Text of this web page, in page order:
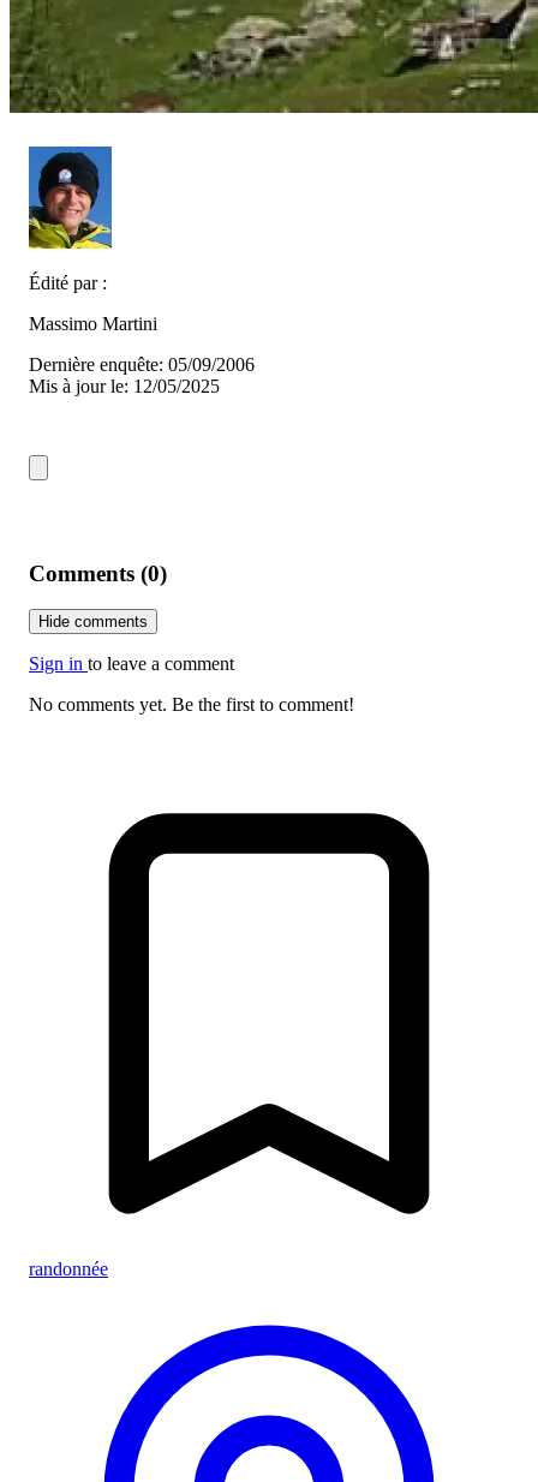
Édité par :
Massimo Martini
Dernière enquête: 05/09/2006
Mis à jour le: 12/05/2025
Comments (0)
Hide comments
Sign in to leave a comment
No comments yet. Be the first to comment!
randonnée